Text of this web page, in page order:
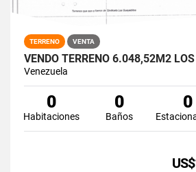
TERRENO VENTA
Venezuela
0
Habitaciones
0
Baños
0